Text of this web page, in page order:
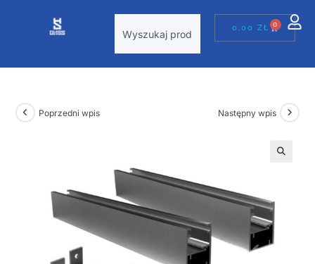
0,00ZŁ 0
Poprzedni wpis Następny wpis